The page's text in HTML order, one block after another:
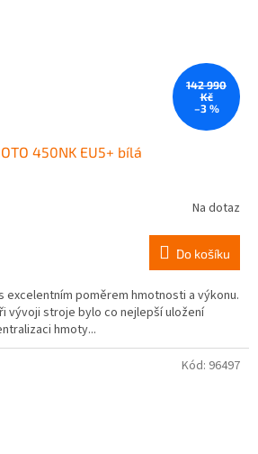
142 990
Kč
–3 %
450NK EU5+ bílá
Na dotaz
Do košíku
excelentním poměrem hmotnosti a výkonu.
vývoji stroje bylo co nejlepší uložení
hmoty...
Kód: 96497